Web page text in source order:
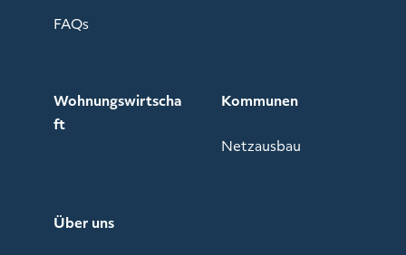
FAQs
Wohnungswirtscha
ft
Kommunen
Netzausbau
Über uns